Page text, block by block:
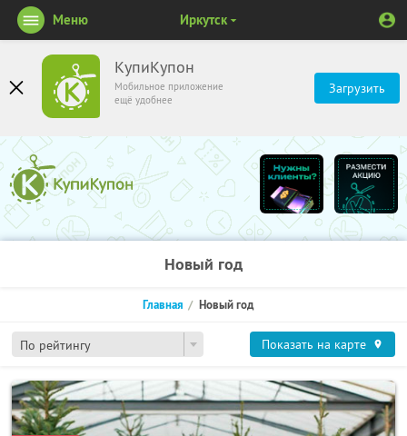
КупиКупон
Мобильное приложение
ещё удобнее
Загрузить
Меню Иркутск
Новый год
По рейтингу
Главная Новый год
Показать на карте